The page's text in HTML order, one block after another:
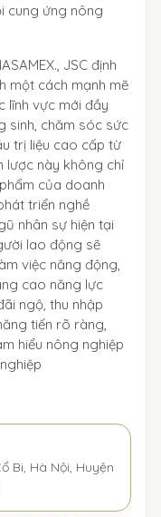
cung ứng nông
JSC định
một cách mạnh mẽ
lĩnh vực mới đầy
sinh, chăm sóc sức
trị liệu cao cấp từ
lược này không chỉ
của doanh
triển nghề
nhân sự hiện tại
lao động sẽ
việc năng động,
cao năng lực
ngộ, thu nhập
tiến rõ ràng,
hiểu nông nghiệp
Bi, Hà Nội, Huyện